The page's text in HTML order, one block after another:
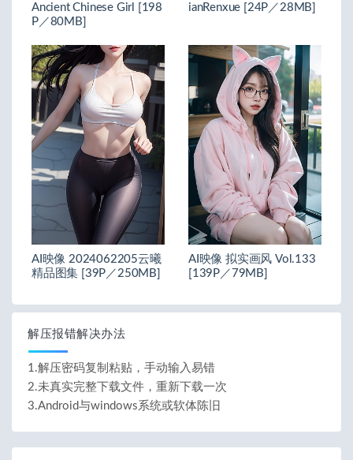
Ancient Chinese Girl [198
P／80MB]
ianRenxue [24P／28MB]
AI映像 2024062205云曦
精品图集 [39P／250MB]
AI映像 拟实画风 Vol.133
[139P／79MB]
解压报错解决办法
1.解压密码复制粘贴，手动输入易错
2.未真实完整下载文件，重新下载一次
3.Android与windows系统或软体陈旧